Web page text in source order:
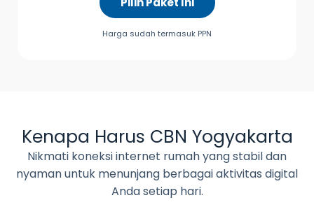
Harga sudah termasuk PPN
Kenapa Harus CBN Yogyakarta
Nikmati koneksi internet rumah yang stabil dan
nyaman untuk menunjang berbagai aktivitas digital
Anda setiap hari.